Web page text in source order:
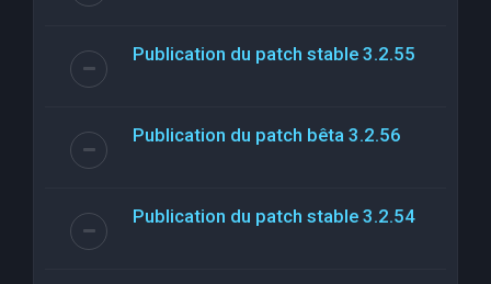
Publication du patch stable 3.2.55
Publication du patch bêta 3.2.56
Publication du patch stable 3.2.54